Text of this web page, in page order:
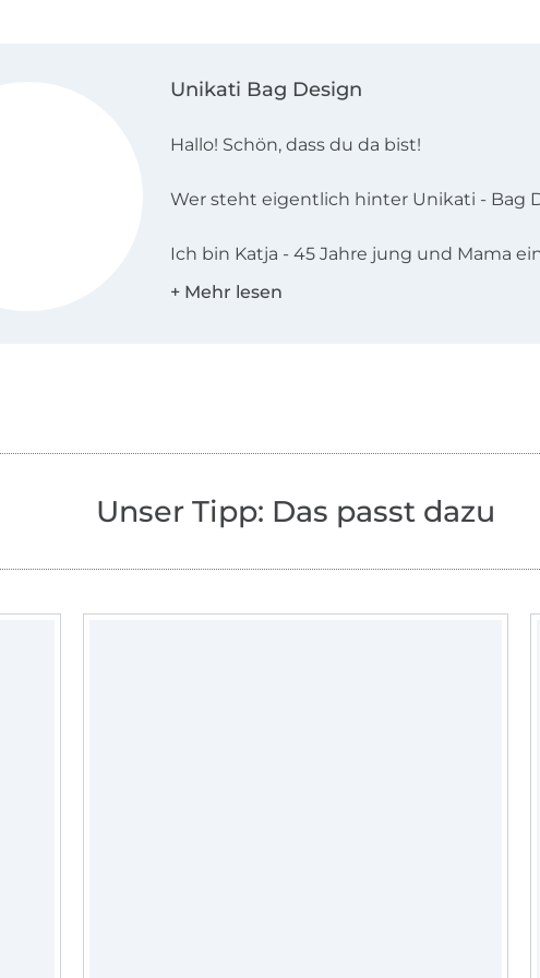
Unikati Bag Design
Hallo! Schön, dass du da bist!
Wer steht eigentlich hinter Unikati - Bag
Ich bin Katja - 45 Jahre jung und Mama
vierzehnjährigen Jungen. Ich entwerfe
das perfekte Outfit zu ergänzen. Unsere
sind nicht nur schön, sondern auch gut
beschrieben.
Unser Tipp: Das passt dazu